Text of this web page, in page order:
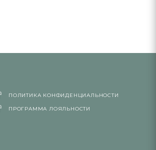
ПОЛИТИКА КОНФИДЕНЦИАЛЬНОСТИ
ПРОГРАММА ЛОЯЛЬНОСТИ